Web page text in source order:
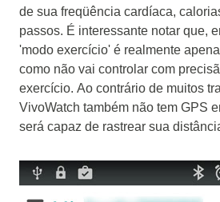
de sua freqüência cardíaca,
passos. É interessante notar que,
'modo exercício' é realmente
como não vai controlar com
exercício. Ao contrário de muitos
VivoWatch também não tem GPS
será capaz de rastrear sua